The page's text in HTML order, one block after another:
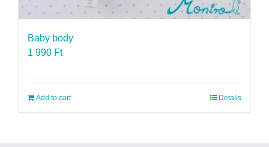
Baby body
1 990 Ft
Add to cart Details